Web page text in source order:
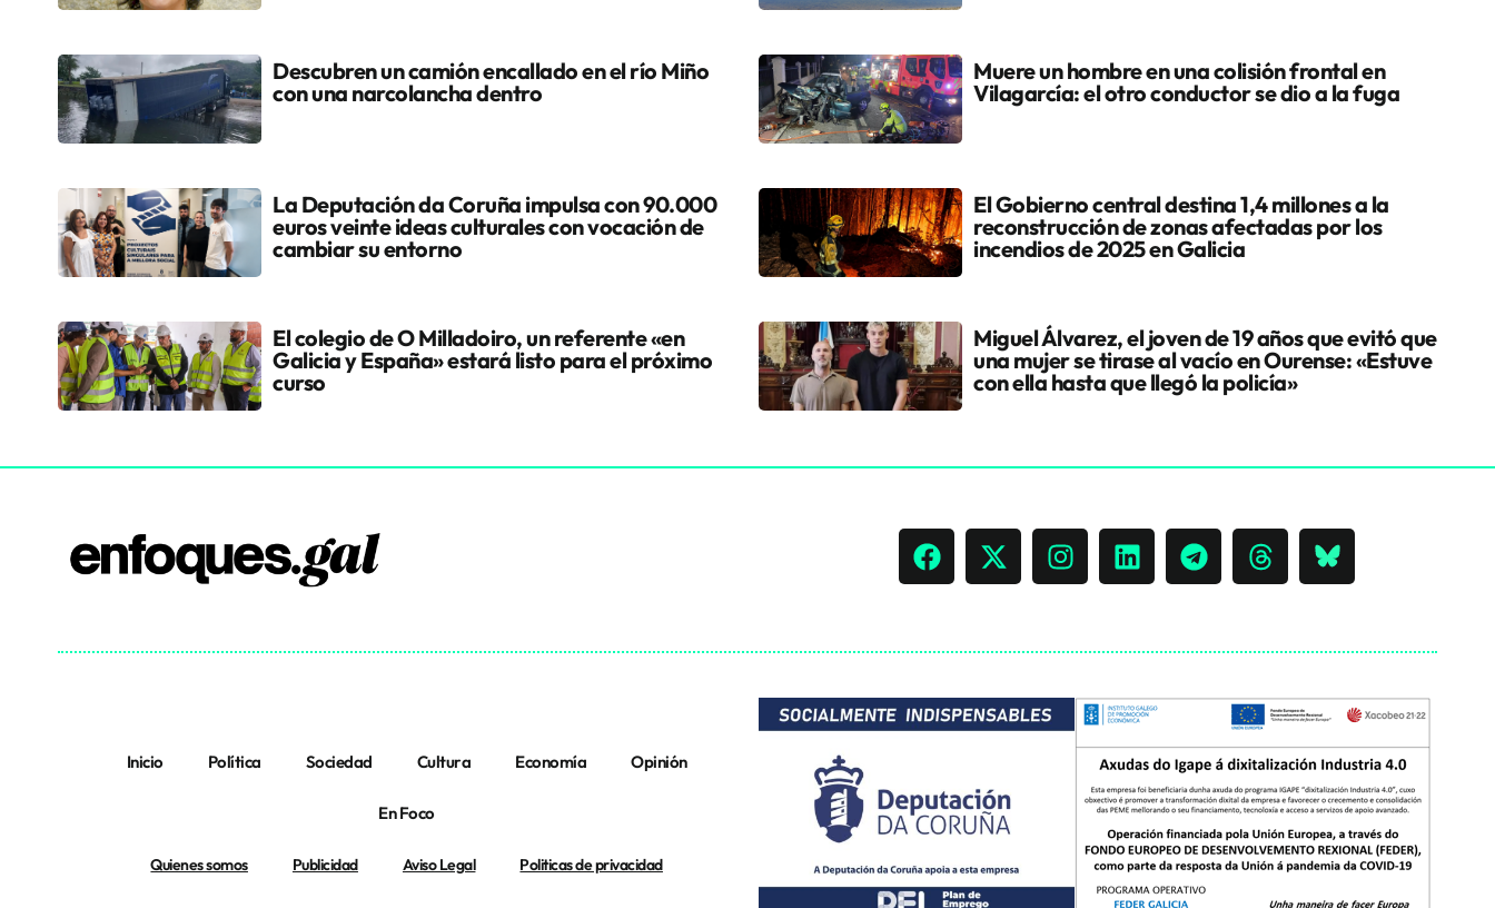
Descubren un camión encallado en el río Miño
con una narcolancha dentro
Muere un hombre en una colisión frontal en
Vilagarcía: el otro conductor se dio a la fuga
La Deputación da Coruña impulsa con 90.000
euros veinte ideas culturales con vocación de
cambiar su entorno
El Gobierno central destina 1,4 millones a la
reconstrucción de zonas afectadas por los
incendios de 2025 en Galicia
El colegio de O Milladoiro, un referente «en
Galicia y España» estará listo para el próximo
curso
Miguel Álvarez, el joven de 19 años que evitó que
una mujer se tirase al vacío en Ourense: «Estuve
con ella hasta que llegó la policía»
Inicio Política Sociedad Cultura Economía Opinión
En Foco
Quienes somos Publicidad Aviso Legal Politicas de privacidad